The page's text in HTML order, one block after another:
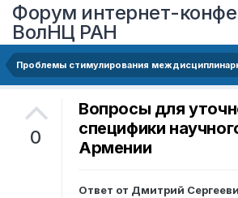
Форум интернет-
ВолНЦ РАН
0
Вопросы для
специфики
Армении
Ответ от Дмитрий